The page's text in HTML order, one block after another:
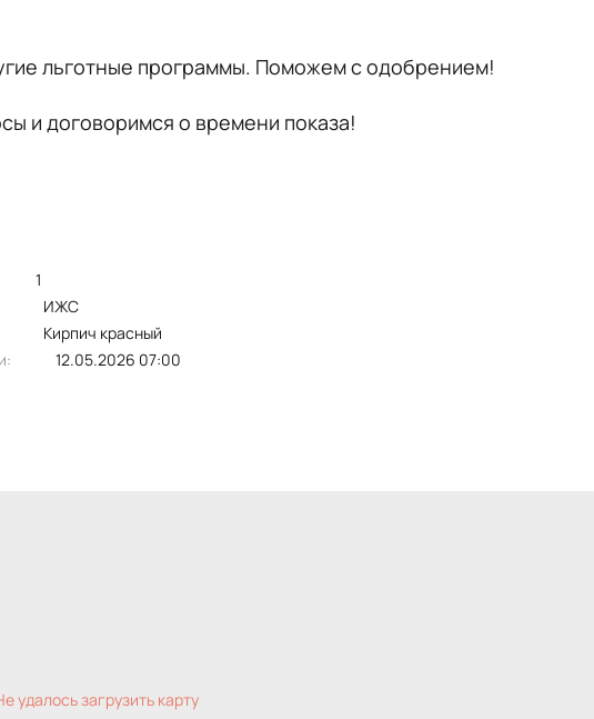
льготные программы. Поможем с одобрением!
и договоримся о времени показа!
1
ИЖС
кирпич красный
12.05.2026 07:00
удалось загрузить карту